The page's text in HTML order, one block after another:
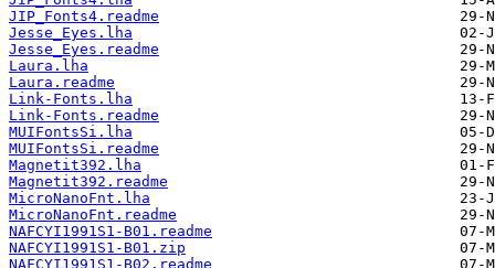
JIP_Fonts4.readme
Jesse_Eyes.lha
Jesse_Eyes.readme
Laura.lha
Laura.readme
Link-Fonts.lha
Link-Fonts.readme
MUIFontsSi.lha
MUIFontsSi.readme
Magnetit392.lha
Magnetit392.readme
MicroNanoFnt.lha
MicroNanoFnt.readme
NAFCYI1991S1-B01.readme
NAFCYI1991S1-B01.zip
NAFCYI1991S1-B02.readme